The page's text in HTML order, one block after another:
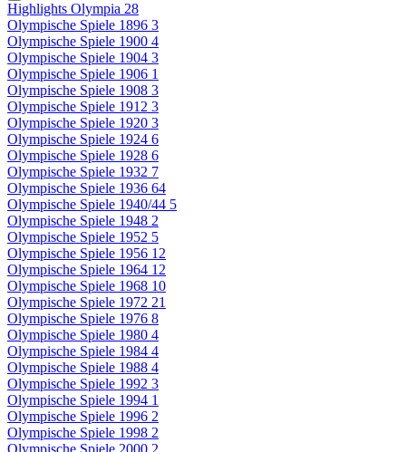
Highlights Olympia 28
Olympische Spiele 1896 3
Olympische Spiele 1900 4
Olympische Spiele 1904 3
Olympische Spiele 1906 1
Olympische Spiele 1908 3
Olympische Spiele 1912 3
Olympische Spiele 1920 3
Olympische Spiele 1924 6
Olympische Spiele 1928 6
Olympische Spiele 1932 7
Olympische Spiele 1936 64
Olympische Spiele 1940/44 5
Olympische Spiele 1948 2
Olympische Spiele 1952 5
Olympische Spiele 1956 12
Olympische Spiele 1964 12
Olympische Spiele 1968 10
Olympische Spiele 1972 21
Olympische Spiele 1976 8
Olympische Spiele 1980 4
Olympische Spiele 1984 4
Olympische Spiele 1988 4
Olympische Spiele 1992 3
Olympische Spiele 1994 1
Olympische Spiele 1996 2
Olympische Spiele 1998 2